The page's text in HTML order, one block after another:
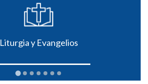
Liturgia y Evangelios